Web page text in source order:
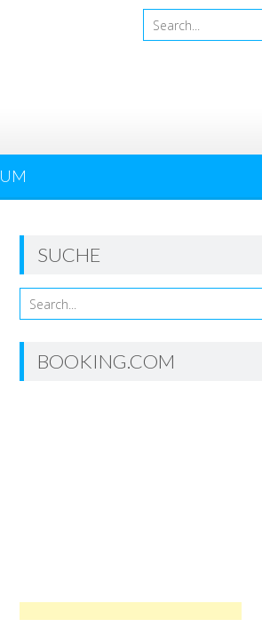
SUCHE
BOOKING.COM